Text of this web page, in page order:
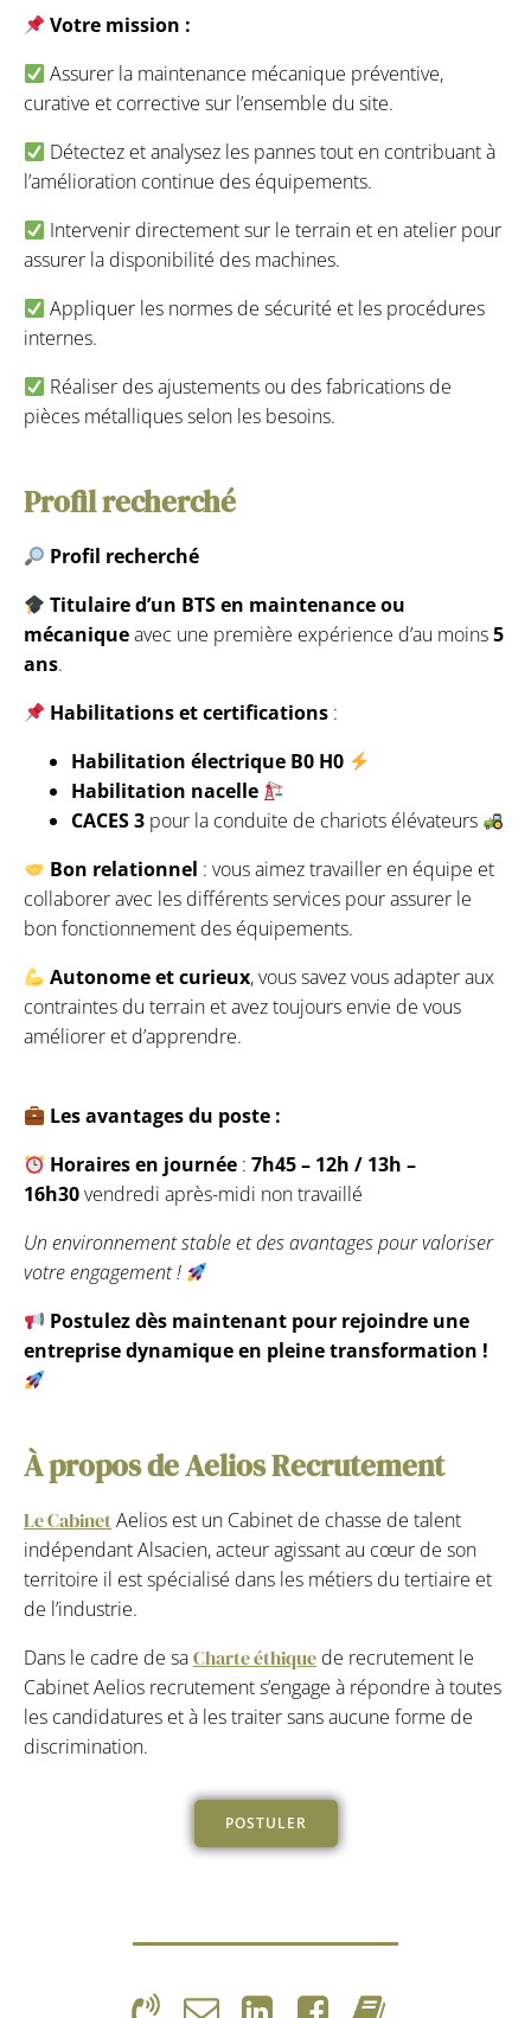
Votre mission :
Assurer la maintenance mécanique préventive,
curative et corrective sur l’ensemble du site.
Détectez et analysez les pannes tout en contribuant à
l’amélioration continue des équipements.
Intervenir directement sur le terrain et en atelier pour
assurer la disponibilité des machines.
Appliquer les normes de sécurité et les procédures
internes.
Réaliser des ajustements ou des fabrications de
pièces métalliques selon les besoins.
Profil recherché
Profil recherché
Titulaire d’un BTS en maintenance ou
mécaniqueavec une première expérience d’au moins5
ans.
Habilitations et certifications :
Habilitation électrique B0 H0
Habilitation nacelle
CACES 3 pour la conduite de chariots élévateurs
Bon relationnel : vous aimez travailler en équipe et
collaborer avec les différents services pour assurer le
bon fonctionnement des équipements.
Autonome et curieux, vous savez vous adapter aux
contraintes du terrain et avez toujours envie de vous
améliorer et d’apprendre.
Les avantages du poste :
Horaires en journée :7h45 – 12h / 13h –
16h30vendredi après-midi non travaillé
Un environnement stable et des avantages pour valoriser
votre engagement !
Postulez dès maintenant pour rejoindre une
entreprise dynamique en pleine transformation !
À propos de Aelios Recrutement
Le Cabinet Aelios est un Cabinet de chasse de talent
indépendant Alsacien, acteur agissant au cœur de son
territoire il est spécialisé dans les métiers du tertiaire et
de l’industrie.
Dans le cadre de saCharte éthique de recrutement le
Cabinet Aelios recrutement s’engage à répondre à toutes
les candidatures et à les traiter sans aucune forme de
discrimination.
POSTULER